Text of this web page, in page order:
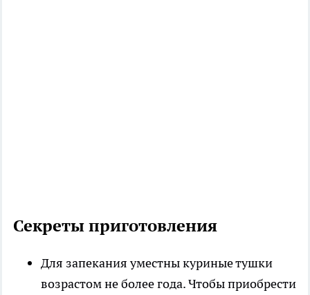
Секреты приготовления
Для запекания уместны куриные тушки
возрастом не более года. Чтобы приобрести